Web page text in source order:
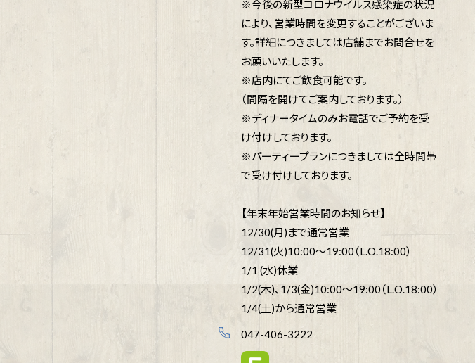
※今後の新型コロナウイルス感染症の状況
により、営業時間を変更することがございま
す。詳細につきましては店舗までお問合せを
お願いいたします。
※店内にてご飲食可能です。
（間隔を開けてご案内しております。）
※ディナータイムのみお電話でご予約を受
け付けしております。
※パーティープランにつきましては全時間帯
で受け付けしております。
【年末年始営業時間のお知らせ】
12/30(月)まで通常営業
12/31(火)10:00～19:00（L.O.18:00）
1/1 (水)休業
1/2(木)、1/3(金)10:00～19:00（L.O.18:00）
1/4(土)から通常営業
047-406-3222